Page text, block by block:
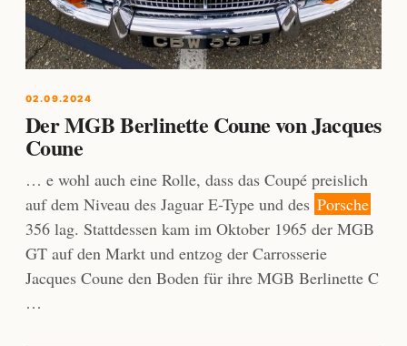
02.09.2024
Der MGB Berlinette Coune von Jacques
Coune
… e wohl auch eine Rolle, dass das Coupé preislich
auf dem Niveau des Jaguar E-Type und des Porsche
356 lag. Stattdessen kam im Oktober 1965 der MGB
GT auf den Markt und entzog der Carrosserie
Jacques Coune den Boden für ihre MGB Berlinette C
…